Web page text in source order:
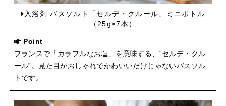
入浴剤 バスソルト「セルデ・クルール」ミニボトル
（25g×7本）
Point
フランスで「カラフルなお塩」を意味する、“セルデ・クル
ール”。見た目がおしゃれでかわいいだけじゃないバスソル
トです。